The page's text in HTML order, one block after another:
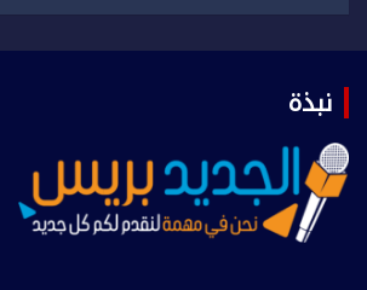
نبذة